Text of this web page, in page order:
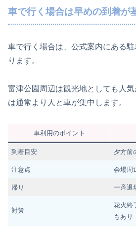
車で行く場合は早めの到着が
車で行く場合は、公式案内にある
ります。
富津公園周辺は観光地としても人
は通常より人と車が集中します。
車利用のポイント
到着目安 夕方前
注意点 会場周
帰り 一斉退
対策
花火終
もあり